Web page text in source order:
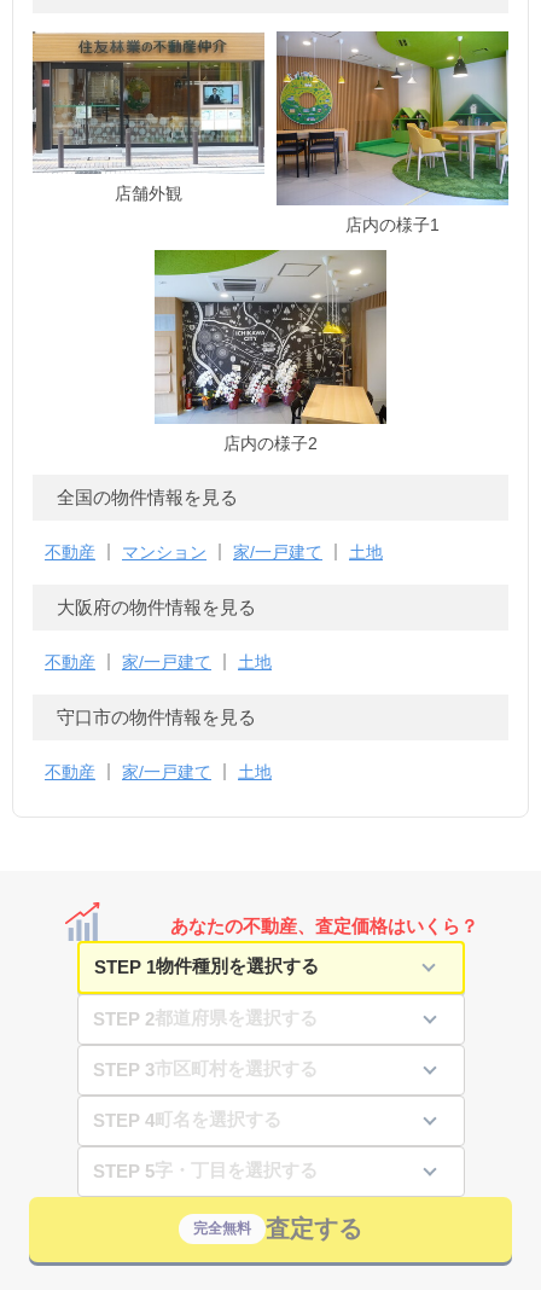
店舗外観
店内の様子1
店内の様子2
全国の物件情報を見る
不動産 マンション 家/一戸建て 土地
大阪府の物件情報を見る
不動産 家/一戸建て 土地
守口市の物件情報を見る
不動産 家/一戸建て 土地
あなたの不動産、査定価格はいくら？
STEP 1
STEP 2
STEP 3
STEP 4
STEP 5
完全無料 査定する